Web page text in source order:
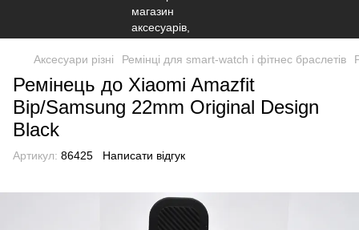
Аксесуари різні Ремінці для smart-watch і фітнес браслетів
Ремінець до Xiaomi Amazfit
Bip/Samsung 22mm Original Design
Black
Артикул: 86425 Написати відгук